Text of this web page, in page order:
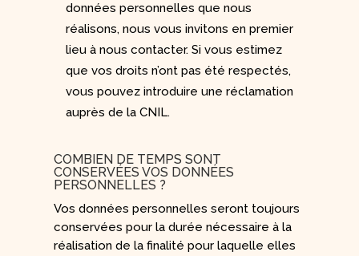
données personnelles que nous
réalisons, nous vous invitons en premier
lieu à nous contacter. Si vous estimez
que vos droits n’ont pas été respectés,
vous pouvez introduire une réclamation
auprès de la CNIL.
COMBIEN DE TEMPS SONT
CONSERVÉES VOS DONNÉES
PERSONNELLES ?
Vos données personnelles seront toujours
conservées pour la durée nécessaire à la
réalisation de la finalité pour laquelle elles